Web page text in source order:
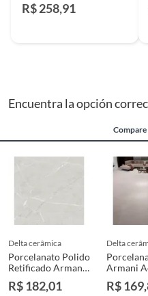
60x120 Cm Caixa 2,88
R$ 258,91
Encuentra la opción
delta cerâmica
Porcelanato Polido
Retificado Armani
Acqua-90 Interno
90x90 Caixa
R$ 182,01
delta
Armani
Cinza
R$